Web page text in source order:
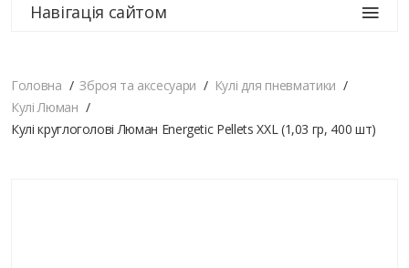
Навігація сайтом
Головна Зброя та аксесуари
Кулі для пневматики
Кулі Люман
Кулі круглоголові Люман Energetic Pellets XXL (1,03 гр, 400 шт)